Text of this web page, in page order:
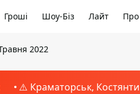
Гроші Шоу-Біз Лайт
2022
⚠️ Краматорськ,